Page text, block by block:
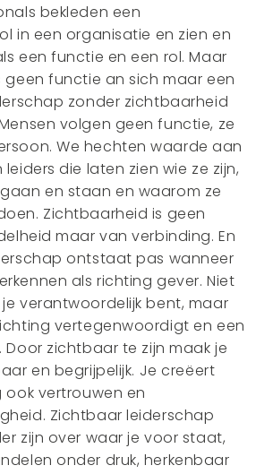
bekleden een
in een organisatie en zien en
een functie en een rol. Maar
geen functie an sich maar een
zonder zichtbaarheid
volgen geen functie, ze
We hechten waarde aan
die laten zien wie ze zijn,
en staan en waarom ze
Zichtbaarheid is geen
maar van verbinding. En
ontstaat pas wanneer
als richting gever. Niet
verantwoordelijk bent, maar
vertegenwoordigt en een
zichtbaar te zijn maak je
en begrijpelijk. Je creëert
vertrouwen en
Zichtbaar leiderschap
zijn over waar je voor staat,
onder druk, herkenbaar